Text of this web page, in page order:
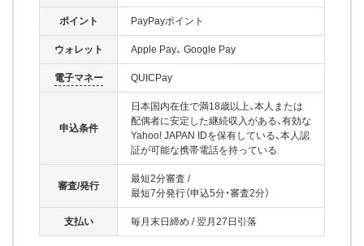
ポイント PayPayポイント
ウォレット Apple Pay Google Pay
電子マネー QUICPay
申込条件
日本国内在住で満18歳以上、本人または
配偶者に安定した継続収入がある、有効な
Yahoo! JAPAN IDを保有している、本人認
証が可能な携帯電話を持っている
審査/発行
最短2分審査 /
最短7分発行（申込5分・審査2分）
支払い 毎月末日締め /翌月27日引落